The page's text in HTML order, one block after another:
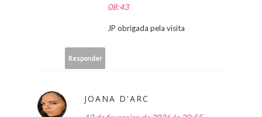
08:43
JP obrigada pela visita
Responder
JOANA D'ARC